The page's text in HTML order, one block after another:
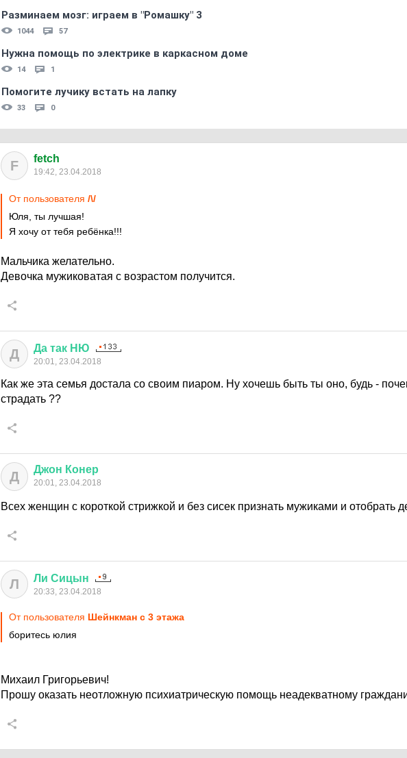
Разминаем мозг: играем в "Ромашку" 3
1044 57
Нужна помощь по электрике в каркасном доме
14 1
Помогите лучику встать на лапку
33 0
F fetch
19:42, 23.04.2018
От пользователя /\/
Юля, ты лучшая!
Я хочу от тебя ребёнка!!!
Мальчика желательно.
Девочка мужиковатая с возрастом получится.
Д Да так НЮ
20:01, 23.04.2018
Как же эта семья достала со своим пиаром. Ну хочешь быть ты оно, будь -
страдать ??
Д Джон Конер
20:01, 23.04.2018
Всех женщин с короткой стрижкой и без сисек признать мужиками и отобрать
Л Ли Сицын
20:33, 23.04.2018
От пользователя Шейнкман c 3 этажа
боритесь юлия
Михаил Григорьевич!
Прошу оказать неотложную психиатрическую помощь неадекватному